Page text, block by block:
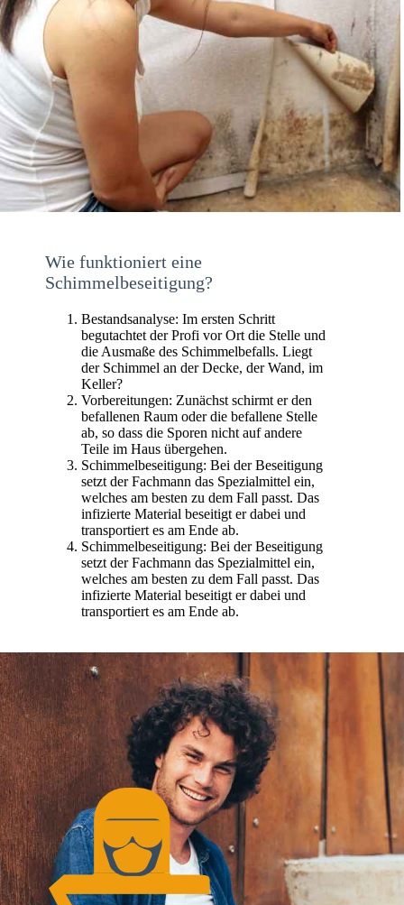
Wie funktioniert eine
Schimmelbeseitigung?
Bestandsanalyse: Im ersten Schritt
begutachtet der Profi vor Ort die Stelle und
die Ausmaße des Schimmelbefalls. Liegt
der Schimmel an der Decke, der Wand, im
Keller?
Vorbereitungen: Zunächst schirmt er den
befallenen Raum oder die befallene Stelle
ab, so dass die Sporen nicht auf andere
Teile im Haus übergehen.
Schimmelbeseitigung: Bei der Beseitigung
setzt der Fachmann das Spezialmittel ein,
welches am besten zu dem Fall passt. Das
infizierte Material beseitigt er dabei und
transportiert es am Ende ab.
Schimmelbeseitigung: Bei der Beseitigung
setzt der Fachmann das Spezialmittel ein,
welches am besten zu dem Fall passt. Das
infizierte Material beseitigt er dabei und
transportiert es am Ende ab.